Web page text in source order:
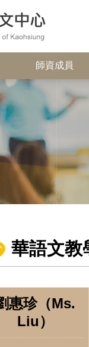
師資成員
華語文教
惠珍（Ms.
Liu）